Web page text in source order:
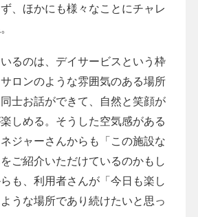
、ほかにも様々なことにチャレ
るのは、デイサービスという枠
ロンのような雰囲気のある場所
士お話ができて、自然と笑顔が
しめる。そうした空気感がある
ジャーさんからも「この施設な
ご紹介いただけているのかもし
も、利用者さんが「今日も楽し
うな場所であり続けたいと思っ